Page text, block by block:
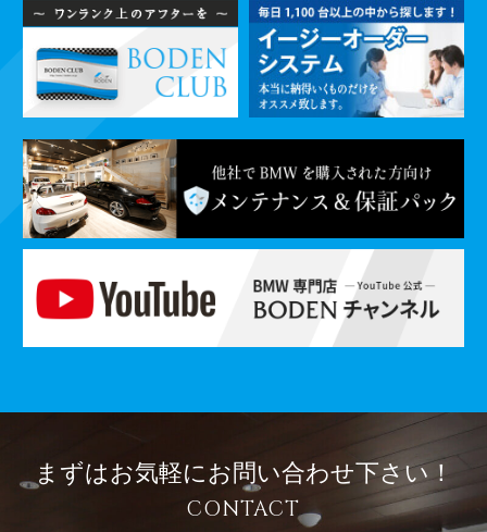
まずはお気軽にお問い合わせ下さい！
CONTACT